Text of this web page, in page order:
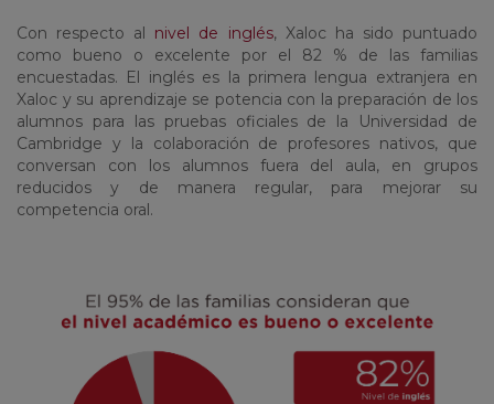
Con respecto al nivel de inglés, Xaloc ha sido puntuado
como bueno o excelente por el 82 % de las familias
encuestadas. El inglés es la primera lengua extranjera en
Xaloc y su aprendizaje se potencia con la preparación de los
alumnos para las pruebas oficiales de la Universidad de
Cambridge y la colaboración de profesores nativos, que
conversan con los alumnos fuera del aula, en grupos
reducidos y de manera regular, para mejorar su
competencia oral.